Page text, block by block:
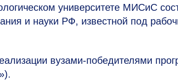
университете МИСиС
и науки РФ, известной под
вузами-победителями